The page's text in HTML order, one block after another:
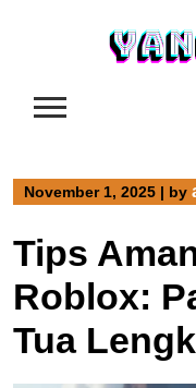
November 1, 2025 | by
Tips
Roblox:
Tua